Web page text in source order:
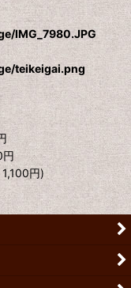
IMG_7980.JPG
teikeigai.png
円)